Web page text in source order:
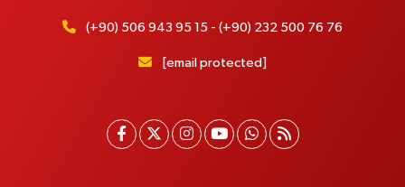
(+90) 506 943 95 15 - (+90) 232 500 76 76
[email protected]